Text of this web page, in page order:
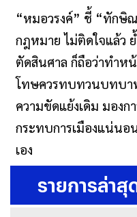
“หมอวรงค์” ชี้ “ทักษิ
กฎหมาย ไม่ติดใจแล้ว
ตัดสินศาล ก็ถือว่าทำห
โทษควรทบทวนบทบา
ความขัดแย้งเดิม มอง
กระทบการเมืองแน่นอ
เอง
รายการล่าสุ